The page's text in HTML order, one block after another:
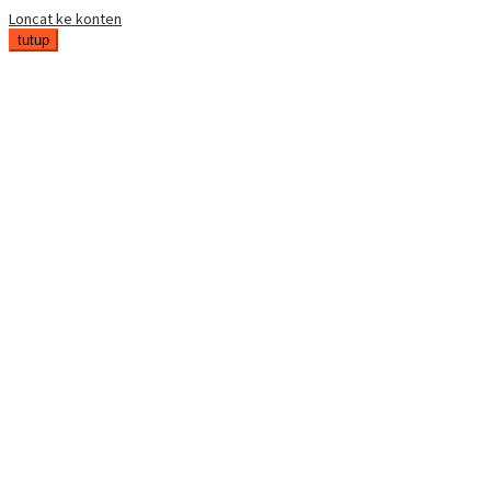
Loncat ke konten
tutup